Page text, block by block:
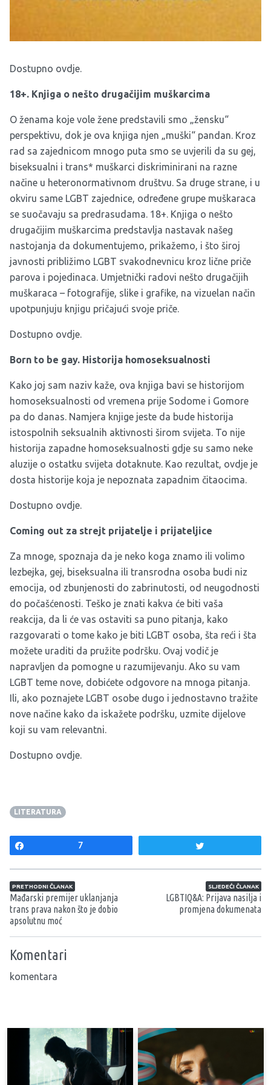
Dostupno ovdje.
18+. Knjiga o nešto drugačijim muškarcima
O ženama koje vole žene predstavili smo „žensku“
perspektivu, dok je ova knjiga njen „muški“ pandan. Kroz
rad sa zajednicom mnogo puta smo se uvjerili da su gej,
biseksualni i trans* muškarci diskriminirani na razne
načine u heteronormativnom društvu. Sa druge strane, i u
okviru same LGBT zajednice, određene grupe muškaraca
se suočavaju sa predrasudama. 18+. Knjiga o nešto
drugačijim muškarcima predstavlja nastavak našeg
nastojanja da dokumentujemo, prikažemo, i što široj
javnosti približimo LGBT svakodnevnicu kroz lične priče
parova i pojedinaca. Umjetnički radovi nešto drugačijih
muškaraca – fotografije, slike i grafike, na vizuelan način
upotpunjuju knjigu pričajući svoje priče.
Dostupno ovdje.
Born to be gay. Historija homoseksualnosti
Kako joj sam naziv kaže, ova knjiga bavi se historijom
homoseksualnosti od vremena prije Sodome i Gomore
pa do danas. Namjera knjige jeste da bude historija
istospolnih seksualnih aktivnosti širom svijeta. To nije
historija zapadne homoseksualnosti gdje su samo neke
aluzije o ostatku svijeta dotaknute. Kao rezultat, ovdje je
dosta historije koja je nepoznata zapadnim čitaocima.
Dostupno ovdje.
Coming out za strejt prijatelje i prijateljice
Za mnoge, spoznaja da je neko koga znamo ili volimo
lezbejka, gej, biseksualna ili transrodna osoba budi niz
emocija, od zbunjenosti do zabrinutosti, od neugodnosti
do počašćenosti. Teško je znati kakva će biti vaša
reakcija, da li će vas ostaviti sa puno pitanja, kako
razgovarati o tome kako je biti LGBT osoba, šta reći i šta
možete uraditi da pružite podršku. Ovaj vodič je
napravljen da pomogne u razumijevanju. Ako su vam
LGBT teme nove, dobićete odgovore na mnoga pitanja.
Ili, ako poznajete LGBT osobe dugo i jednostavno tražite
nove načine kako da iskažete podršku, uzmite dijelove
koji su vam relevantni.
Dostupno ovdje.
LITERATURA
7
Navigacija članaka
PRETHODNI ČLANAK
Mađarski premijer uklanjanja
trans prava nakon što je dobio
apsolutnu moć
SLJEDEĆI ČLANAK
LGBTIQ&A: Prijava nasilja i
promjena dokumenata
Komentari
komentara